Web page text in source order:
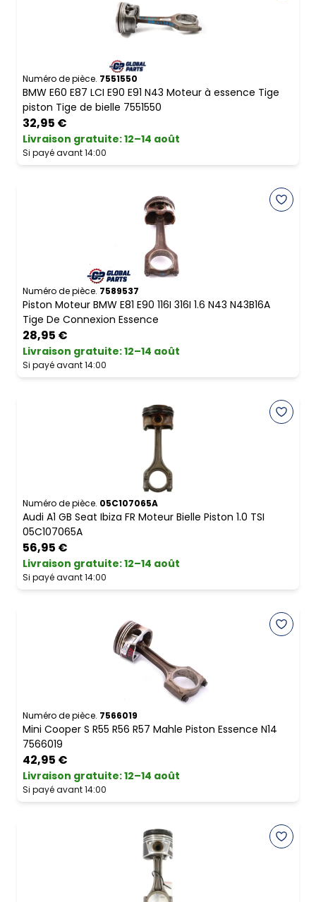
Numéro de pièce. 7551550
BMW E60 E87 LCI E90 E91 N43 Moteur à essence Tige
piston Tige de bielle 7551550
32,95 €
Livraison gratuite:12–14 août
Si payé avant 14:00
Numéro de pièce. 7589537
Piston Moteur BMW E81 E90 116I 316I 1.6 N43 N43B16A
Tige De Connexion Essence
28,95 €
Livraison gratuite:12–14 août
Si payé avant 14:00
Numéro de pièce. 05C107065A
Audi A1 GB Seat Ibiza FR Moteur Bielle Piston 1.0 TSI
05C107065A
56,95 €
Livraison gratuite:12–14 août
Si payé avant 14:00
Numéro de pièce. 7566019
Mini Cooper S R55 R56 R57 Mahle Piston Essence N14
7566019
42,95 €
Livraison gratuite:12–14 août
Si payé avant 14:00